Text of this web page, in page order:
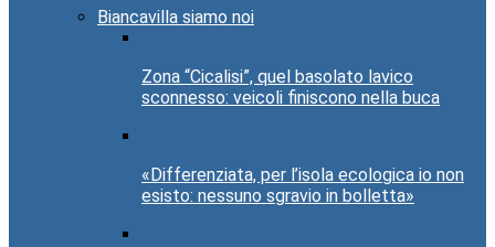
Biancavilla siamo noi
Zona “Cicalisi”, quel basolato lavico
sconnesso: veicoli finiscono nella buca
«Differenziata, per l’isola ecologica io non
esisto: nessuno sgravio in bolletta»